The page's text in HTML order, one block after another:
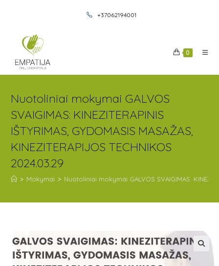
+37062194001
0
Nuotoliniai mokymai GALVOS
SVAIGIMAS: KINEZITERAPINIS
IŠTYRIMAS, GYDOMASIS MASAŽAS,
KINEZITERAPIJOS TECHNIKOS
2024.03.29
> Mokymai > Nuotoliniai mokymai GALVOS SVAIGIMAS: